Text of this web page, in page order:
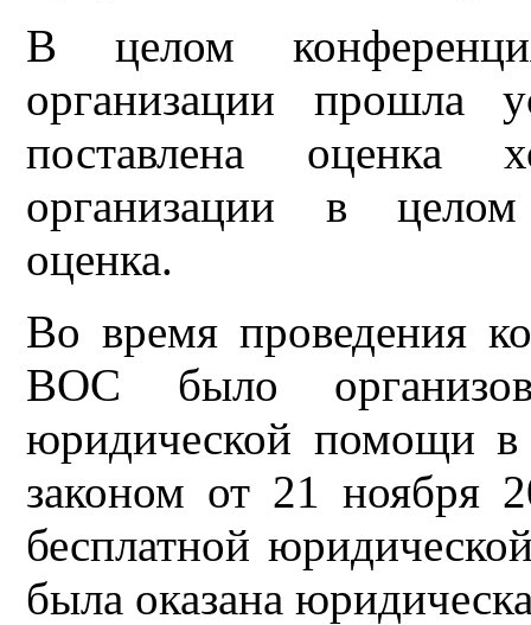
В целом
организации прошла
поставлена оценка
организации в целом
оценка.
Во время проведения
ВОС было
юридической помощи в
законом от 21 ноября
бесплатной
была оказана